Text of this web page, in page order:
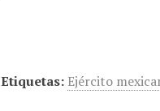
Etiquetas: Ejército